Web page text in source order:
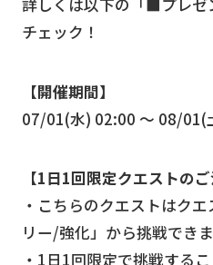
チェック！
【開催期間】
07/01(水) 02:00 〜 08/01(
【1日1回限定クエストのご
・こちらのクエストはク
リー/強化」から挑戦できま
・1日1回限定で挑戦するこ